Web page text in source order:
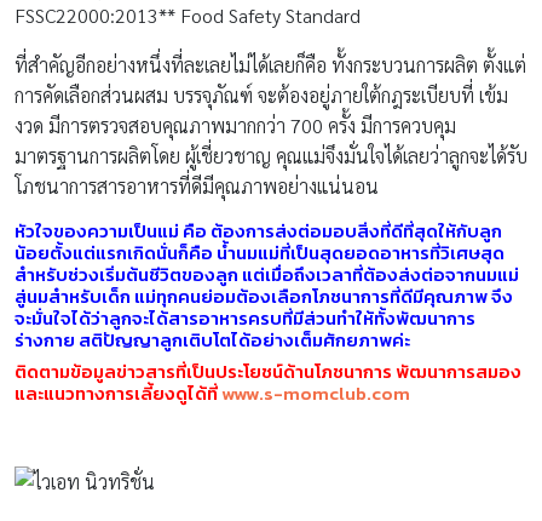
FSSC22000:2013** Food Safety Standard
ที่สำคัญอีกอย่างหนึ่งที่ละเลยไม่ได้เลยก็คือ ทั้งกระบวนการผลิต ตั้งแต่
การคัดเลือกส่วนผสม บรรจุภัณฑ์ จะต้องอยู่ภายใต้กฎระเบียบที่ เข้ม
งวด มีการตรวจสอบคุณภาพมากกว่า 700 ครั้ง มีการควบคุม
มาตรฐานการผลิตโดย ผู้เชี่ยวชาญ คุณแม่จึงมั่นใจได้เลยว่าลูกจะได้รับ
โภชนาการสารอาหารที่ดีมีคุณภาพอย่างแน่นอน
หัวใจของความเป็นแม่ คือ ต้องการส่งต่อมอบสิ่งที่ดีที่สุดให้กับลูก
น้อยตั้งแต่แรกเกิดนั่นก็คือ น้ำนมแม่ที่เป็นสุดยอดอาหารที่วิเศษสุด
สำหรับช่วงเริ่มต้นชีวิตของลูก แต่เมื่อถึงเวลาที่ต้องส่งต่อจากนมแม่
สู่นมสำหรับเด็ก แม่ทุกคนย่อมต้องเลือกโภชนาการที่ดีมีคุณภาพ จึง
จะมั่นใจได้ว่าลูกจะได้สารอาหารครบที่มีส่วนทำให้ทั้งพัฒนาการ
ร่างกาย สติปัญญาลูกเติบโตได้อย่างเต็มศักยภาพค่ะ
ติดตามข้อมูลข่าวสารที่เป็นประโยชน์ด้านโภชนาการ พัฒนาการสมอง
และแนวทางการเลี้ยงดูได้ที่www.s-momclub.com